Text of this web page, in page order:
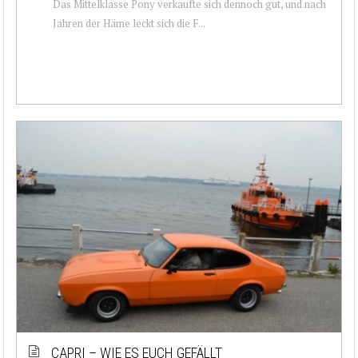
Das Mittelklasse Pony verkaufte sich dennoch gut, und nach
Jahren der Häme leckt sich die F...
CAPRI – WIE ES EUCH GEFÄLLT